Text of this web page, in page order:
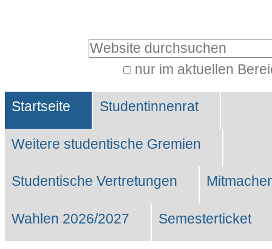
Website durchsuchen
nur im aktuellen
Suche…
Sektionen
Startseite Studentinnenrat
Weitere studentische Gremien
Studentische Vertretungen
Wahlen 2026/2027 Semesterticket